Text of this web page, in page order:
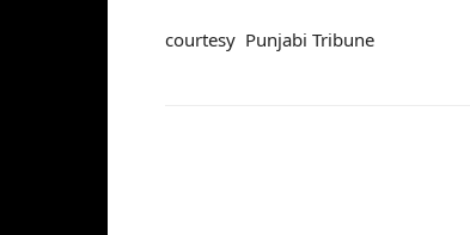
courtesy Punjabi Tribune